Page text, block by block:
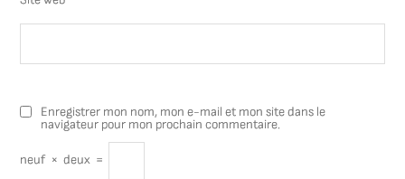
Enregistrer mon nom, mon e-mail et mon site dans le
navigateur pour mon prochain commentaire.
neuf × deux =